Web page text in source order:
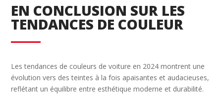
EN CONCLUSION SUR LES
TENDANCES DE COULEUR
Les tendances de couleurs de voiture en 2024 montrent une
évolution vers des teintes à la fois apaisantes et audacieuses,
reflétant un équilibre entre esthétique moderne et durabilité.